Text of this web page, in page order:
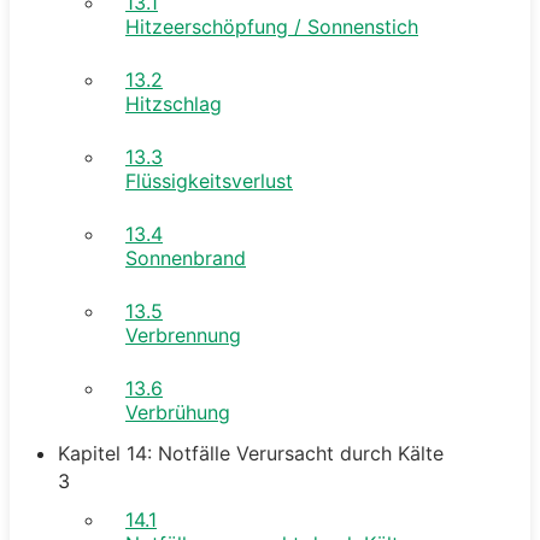
Hitzeerschöpfung / Sonnenstich
13.2
Hitzschlag
13.3
Flüssigkeitsverlust
13.4
Sonnenbrand
13.5
Verbrennung
13.6
Verbrühung
Kapitel 14: Notfälle Verursacht durch Kälte
3
14.1